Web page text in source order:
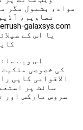
مواد، بشمول مگر
تصاویر،
یا اس کے
اس ویب
الاقوامی کاپی
سائٹ پر
سروس مارکس اور